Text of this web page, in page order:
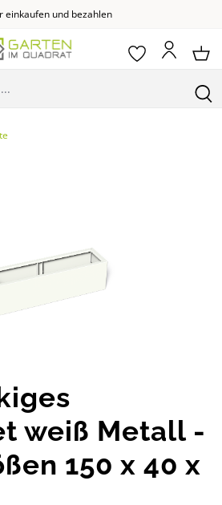
einkaufen und bezahlen
weiß Metall -
150 x 40 x